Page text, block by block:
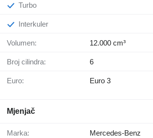
Turbo
Interkuler
Volumen: 12.000 cm³
Broj cilindra: 6
Euro: Euro 3
Mjenjač
Marka: Mercedes-Benz